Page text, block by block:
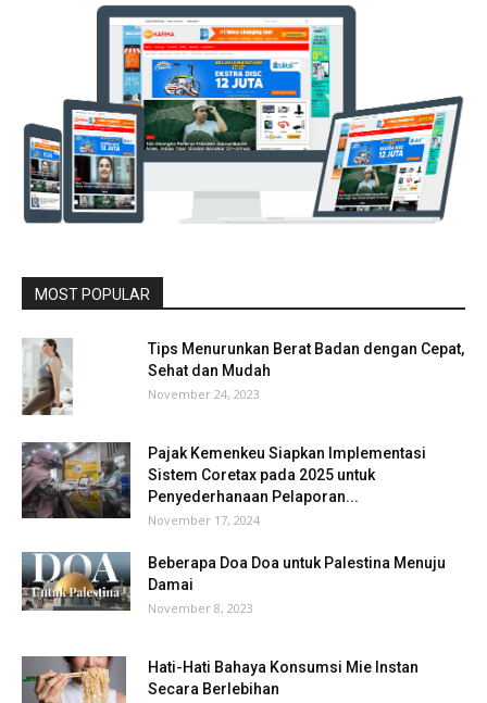
MOST POPULAR
Tips Menurunkan Berat Badan dengan Cepat,
Sehat dan Mudah
November 24, 2023
Pajak Kemenkeu Siapkan Implementasi
Sistem Coretax pada 2025 untuk
Penyederhanaan Pelaporan...
November 17, 2024
Beberapa Doa Doa untuk Palestina Menuju
Damai
November 8, 2023
Hati-Hati Bahaya Konsumsi Mie Instan
Secara Berlebihan